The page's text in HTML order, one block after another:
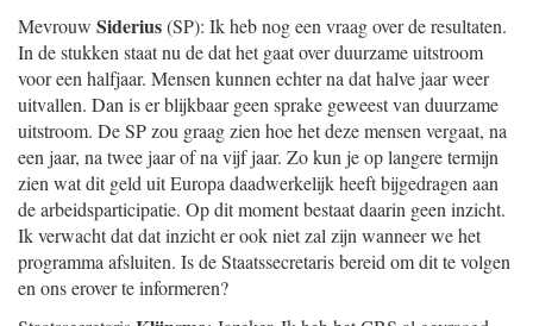
Mevrouw Siderius(SP): Ik heb nog een vraag over de resultaten.
In de stukken staat nu de dat het gaat over duurzame uitstroom
voor een halfjaar. Mensen kunnen echter na dat halve jaar weer
uitvallen. Dan is er blijkbaar geen sprake geweest van duurzame
uitstroom. De SP zou graag zien hoe het deze mensen vergaat, na
een jaar, na twee jaar of na vijf jaar. Zo kun je op langere termijn
zien wat dit geld uit Europa daadwerkelijk heeft bijgedragen aan
de arbeidsparticipatie. Op dit moment bestaat daarin geen inzicht.
Ik verwacht dat dat inzicht er ook niet zal zijn wanneer we het
programma afsluiten. Is de Staatssecretaris bereid om dit te volgen
en ons erover te informeren?